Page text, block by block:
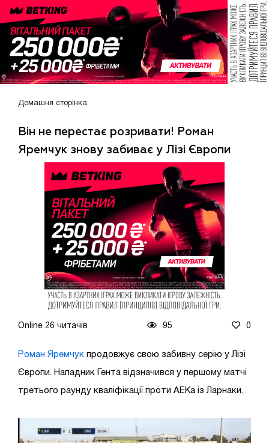
Домашня сторінка
Він не перестає розривати! Роман
Яремчук знову забиває у Лізі Європи
Online 26 читачів 95 0
Роман Яремчук продовжує свою забивну серію у Лізі
Європи. Нападник Гента відзначився у першому матчі
третього раунду кваліфікації проти АЕКа із Ларнаки.